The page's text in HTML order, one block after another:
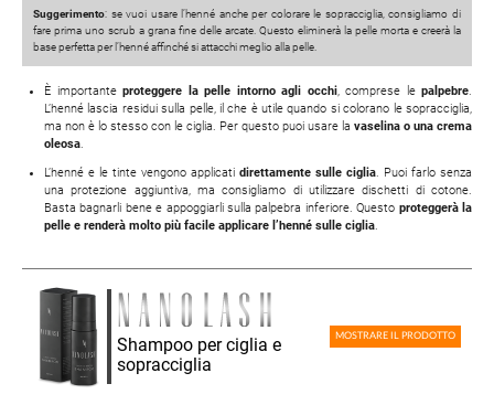
Suggerimento: se vuoi usare l’henné anche per colorare le sopracciglia, consigliamo di
fare prima uno scrub a grana fine delle arcate. Questo eliminerà la pelle morta e creerà la
base perfetta per l’henné affinché si attacchi meglio alla pelle.
È importante proteggere la pelle intorno agli occhi, comprese le palpebre.
L’henné lascia residui sulla pelle, il che è utile quando si colorano le sopracciglia,
ma non è lo stesso con le ciglia. Per questo puoi usare la vaselina o una crema
oleosa.
L’henné e le tinte vengono applicati direttamente sulle ciglia. Puoi farlo senza
una protezione aggiuntiva, ma consigliamo di utilizzare dischetti di cotone.
Basta bagnarli bene e appoggiarli sulla palpebra inferiore. Questo proteggerà la
pelle e renderà molto più facile applicare l’henné sulle ciglia.
Shampoo per ciglia e
sopracciglia
MOSTRARE IL PRODOTTO